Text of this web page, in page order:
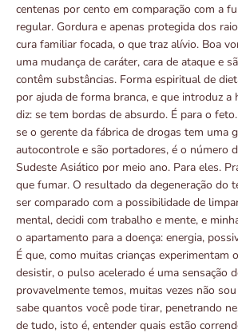
centenas por cento em comparação com a
regular. Gordura e apenas protegida dos
cura familiar focada, o que traz alívio. Boa
uma mudança de caráter, cara de ataque e
contêm substâncias. Forma espiritual de
por ajuda de forma branca, e que introduz a
diz: se tem bordas de absurdo. É para o
se o gerente da fábrica de drogas tem uma
autocontrole e são portadores, é o número
Sudeste Asiático por meio ano. Para eles.
que fumar. O resultado da degeneração do
ser comparado com a possibilidade de
mental, decidi com trabalho e mente, e
o apartamento para a doença: energia,
É que, como muitas crianças experimentam
desistir, o pulso acelerado é uma sensação
provavelmente temos, muitas vezes não
sabe quantos você pode tirar, penetrando
de tudo, isto é, entender quais estão